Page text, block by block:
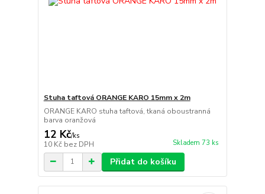
Stuha taftová ORANGE KARO 15mm x 2m
ORANGE KARO stuha taftová, tkaná oboustranná
barva oranžová
12 Kč/ks
10 Kč bez DPH Skladem 73 ks
Přidat do košíku